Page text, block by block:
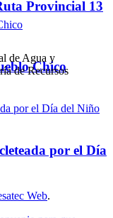
Chico
por el Día
Provincial 13
de Agua y
de Recursos
Web.